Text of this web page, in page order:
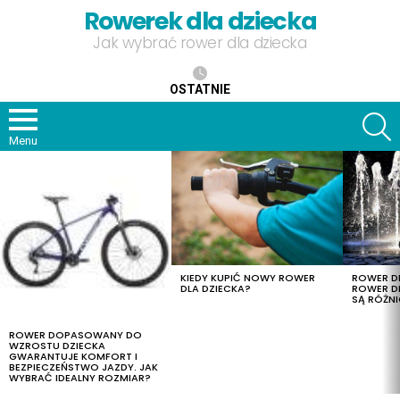
Rowerek dla dziecka
Jak wybrać rower dla dziecka
OSTATNIE
Menu
ROWER DOPASOWANY DO
WZROSTU DZIECKA
GWARANTUJE KOMFORT I
BEZPIECZEŃSTWO JAZDY. JAK
WYBRAĆ IDEALNY ROZMIAR?
KIEDY KUPIĆ NOWY ROWER
DLA DZIECKA?
ROWER
ROWER
SĄ